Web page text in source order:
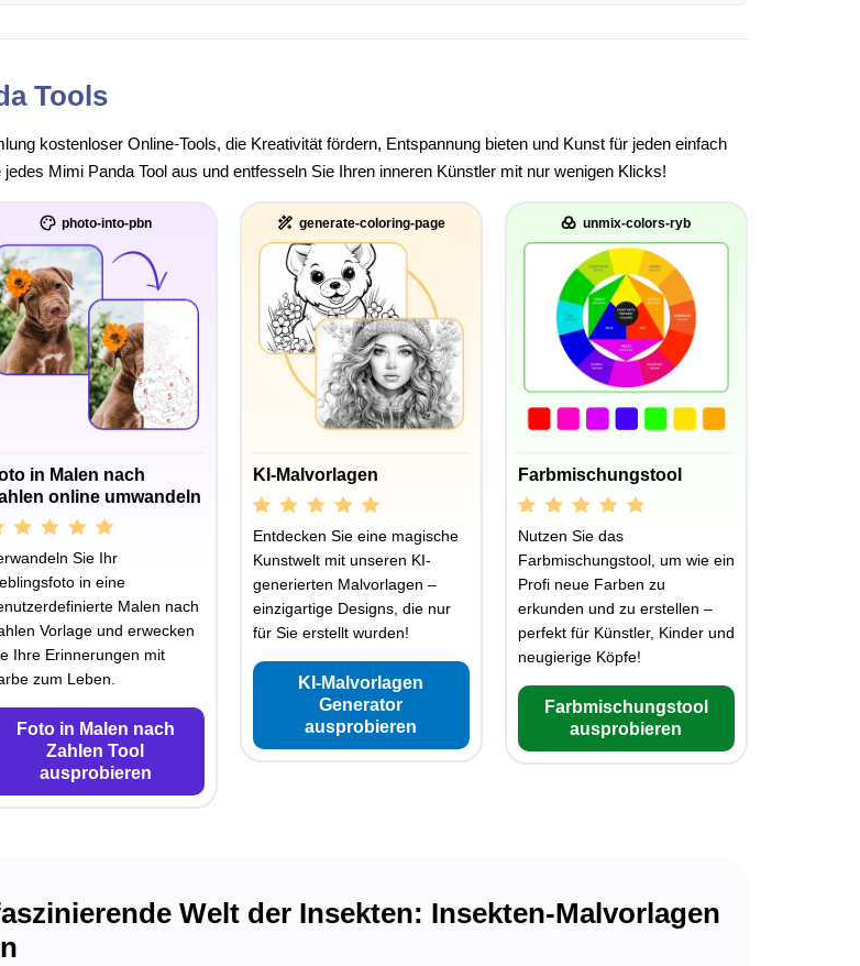
Tools
kostenloser Online-Tools, die Kreativität fördern, Entspannung bieten und Kunst für jeden einfach
Mimi Panda Tool aus und entfesseln Sie Ihren inneren Künstler mit nur wenigen Klicks!
photo-into-pbn
in Malen nach
online umwandeln
Sie Ihr
in eine
Malen nach
Vorlage und erwecken
Ihre Erinnerungen mit
zum Leben.
Foto in Malen nach
Zahlen Tool
ausprobieren
generate-coloring-page
KI-Malvorlagen
Entdecken Sie eine magische
Kunstwelt mit unseren KI-
generierten Malvorlagen –
einzigartige Designs, die nur
für Sie erstellt wurden!
KI-Malvorlagen
Generator
ausprobieren
unmix-colors-ryb
Farbmischungstool
Nutzen Sie das
Farbmischungstool, um wie ein
Profi neue Farben zu
erkunden und zu erstellen –
perfekt für Künstler, Kinder und
neugierige Köpfe!
Farbmischungstool
ausprobieren
Welt der Insekten: Insekten-Malvorlagen